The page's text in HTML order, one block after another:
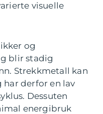
visuelle
og
blir stadig
Strekkmetall kan
derfor en lav
Dessuten
energibruk